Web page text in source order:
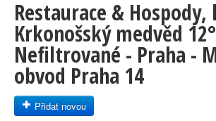
Restaurace &
Krkonošský medvěd 12°
Nefiltrované - Praha -
obvod Praha 14
Přidat novou